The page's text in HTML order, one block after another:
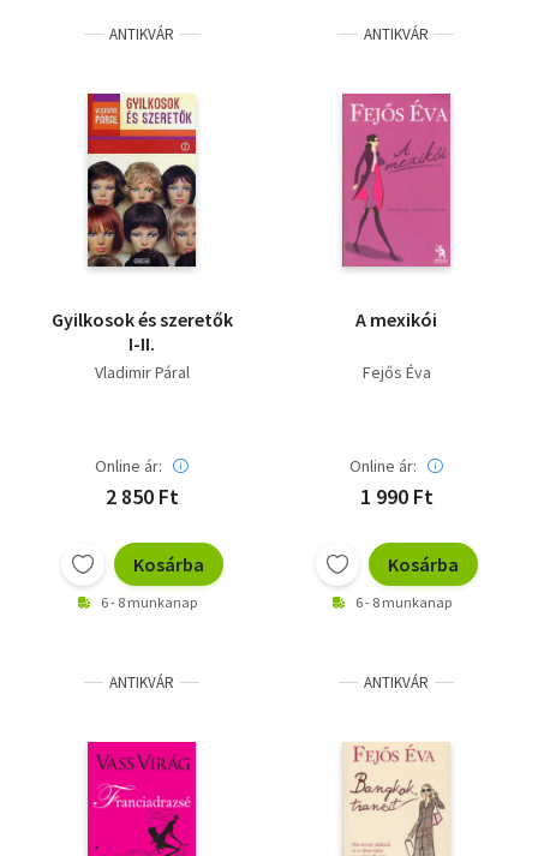
ANTIKVÁR
Gyilkosok és szeretők
I-II.
Vladimir Páral
Online ár:
2 850 Ft
Kosárba
6 - 8 munkanap
ANTIKVÁR
A mexikói
Fejős Éva
Online ár:
1 990 Ft
Kosárba
6 - 8 munkanap
ANTIKVÁR ANTIKVÁR